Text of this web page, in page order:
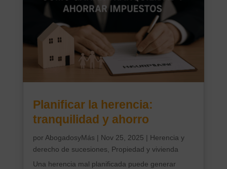
Planificar la herencia:
tranquilidad y ahorro
por AbogadosyMás | Nov 25, 2025 | Herencia y
derecho de sucesiones, Propiedad y vivienda
Una herencia mal planificada puede generar